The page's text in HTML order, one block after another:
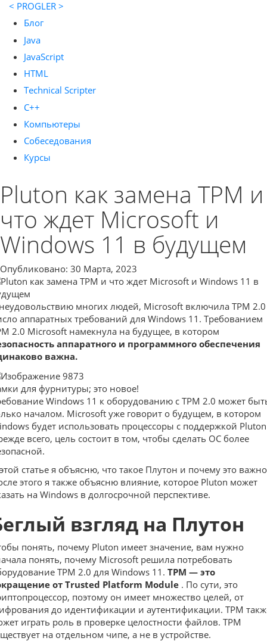
< PROGLER >
Блог
Java
JavaScript
HTML
Technical Scripter
C++
Компьютеры
Собеседования
Курсы
Pluton как замена TPM и
что ждет Microsoft и
Windows 11 в будущем
Опубликовано: 30 Марта, 2023
многих людей, Microsoft включила TPM
аппаратных требований для Windows 11. Требованием
2.0 Microsoft намекнула на будущее, в котором
аппаратного и программного обеспечения
важна.
для фурнитуры; это новое!
Windows 11 к оборудованию с TPM 2.0 может
началом. Microsoft уже говорит о будущем, в котором
будет использовать процессоры с поддержкой
всего, цель состоит в том, чтобы сделать ОС более
статье я объясню, что такое Плутон и почему это
этого я также объясню влияние, которое Pluton может
на Windows в долгосрочной перспективе.
взгляд на Плутон
понять, почему Pluton имеет значение, вам нужно
понять, почему Microsoft решила потребовать
TPM 2.0 для Windows 11. TPM — это
от Trusted Platform Module . По сути, это
поэтому он имеет множество целей, от
до идентификации и аутентификации. TPM
играть роль в проверке целостности файлов. TPM
на отдельном чипе, а не в устройстве.